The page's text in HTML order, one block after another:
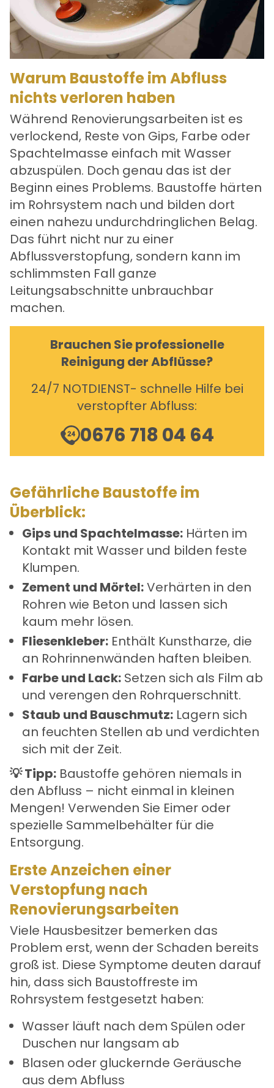
Warum Baustoffe im Abfluss
nichts verloren haben
Während Renovierungsarbeiten ist es
verlockend, Reste von Gips, Farbe oder
Spachtelmasse einfach mit Wasser
abzuspülen. Doch genau das ist der
Beginn eines Problems. Baustoffe härten
im Rohrsystem nach und bilden dort
einen nahezu undurchdringlichen Belag.
Das führt nicht nur zu einer
Abflussverstopfung, sondern kann im
schlimmsten Fall ganze
Leitungsabschnitte unbrauchbar
machen.
Brauchen Sie professionelle
Reinigung der Abflüsse?
24/7 NOTDIENST- schnelle Hilfe bei
verstopfter Abfluss:
0676 718 04 64
Gefährliche Baustoffe im
Überblick:
Gips und Spachtelmasse: Härten im
Kontakt mit Wasser und bilden feste
Klumpen.
Zement und Mörtel:Verhärten in den
Rohren wie Beton und lassen sich
kaum mehr lösen.
Fliesenkleber: Enthält Kunstharze, die
an Rohrinnenwänden haften bleiben.
Farbe und Lack: Setzen sich als Film ab
und verengen den Rohrquerschnitt.
Staub und Bauschmutz: Lagern sich
an feuchten Stellen ab und verdichten
sich mit der Zeit.
💡 Tipp: Baustoffe gehören niemals in
den Abfluss – nicht einmal in kleinen
Mengen! Verwenden Sie Eimer oder
spezielle Sammelbehälter für die
Entsorgung.
Erste Anzeichen einer
Verstopfung nach
Renovierungsarbeiten
Viele Hausbesitzer bemerken das
Problem erst, wenn der Schaden bereits
groß ist. Diese Symptome deuten darauf
hin, dass sich Baustoffreste im
Rohrsystem festgesetzt haben:
Wasser läuft nach dem Spülen oder
Duschen nur langsam ab
Blasen oder gluckernde Geräusche
aus dem Abfluss